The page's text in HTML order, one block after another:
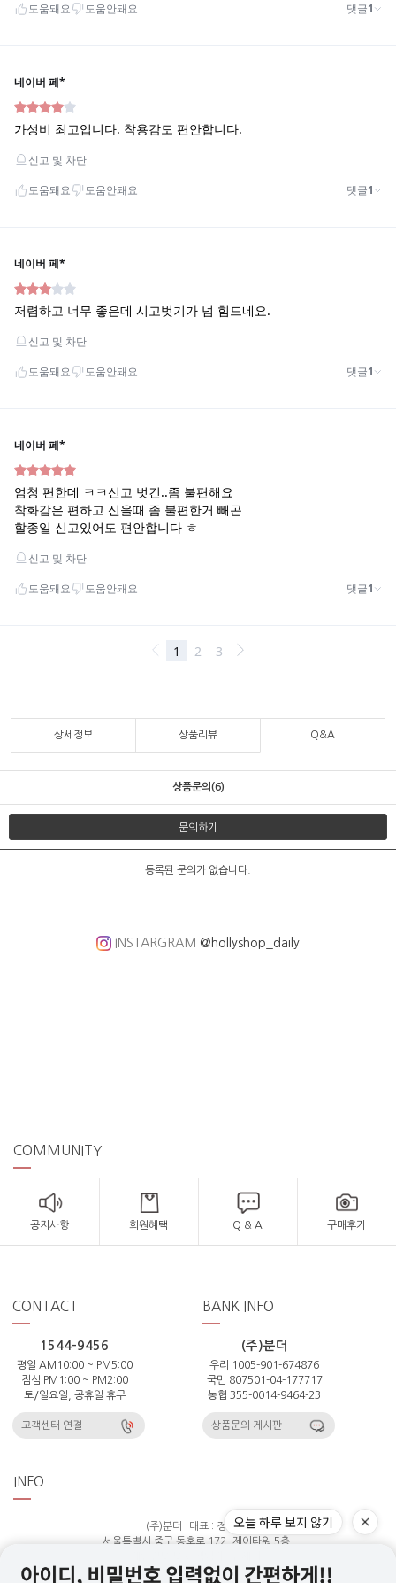
상세정보 상품리뷰 Q&A
상품문의(6)
문의하기
등록된 문의가 없습니다.
INSTARGRAM @hollyshop_daily
COMMUNITY
공지사항 회원혜택 Q & A 구매후기
CONTACT
1544-9456
평일 AM10:00 ~ PM5:00
점심 PM1:00 ~ PM2:00
토/일요일, 공휴일 휴무
고객센터 연결
BANK INFO
(주)분더
우리 1005-901-674876
국민 807501-04-177717
농협 355-0014-9464-23
상품문의 게시판
INFO
(주)분더
대표 : 정은주
서울특별시 중구 동호로 172, 제이타워 5층
통신판매업신고번호 : 제 2025-서울중구-941 호
오늘 하루 보지 않기